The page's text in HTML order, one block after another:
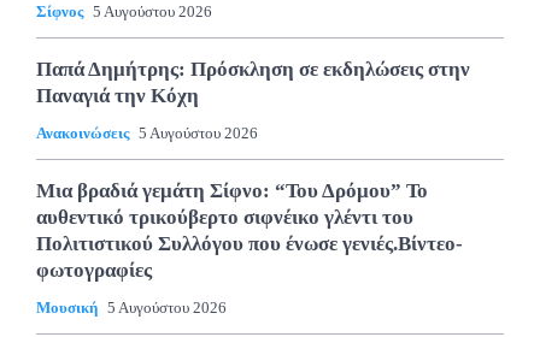
Σίφνος 5 Αυγούστου 2026
Παπά Δημήτρης: Πρόσκληση σε εκδηλώσεις στην
Παναγιά την Κόχη
Ανακοινώσεις 5 Αυγούστου 2026
Μια βραδιά γεμάτη Σίφνο: “Του Δρόμου” Το
αυθεντικό τρικούβερτο σιφνέικο γλέντι του
Πολιτιστικού Συλλόγου που ένωσε γενιές.Βίντεο-
φωτογραφίες
Μουσική 5 Αυγούστου 2026